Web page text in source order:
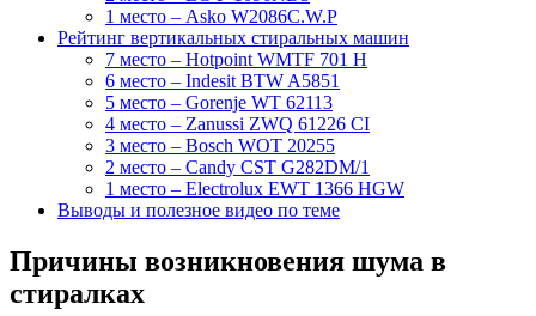
1 место – Asko W2086С.W.P
Рейтинг вертикальных стиральных машин
7 место – Hotpoint WMTF 701 H
6 место – Indesit BTW A5851
5 место – Gorenje WT 62113
4 место – Zanussi ZWQ 61226 CI
3 место – Bosch WOT 20255
2 место – Candy CST G282DM/1
1 место – Electrolux EWT 1366 HGW
Выводы и полезное видео по теме
Причины возникновения шума в
стиралках